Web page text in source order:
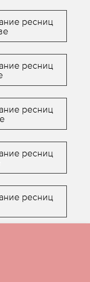
ресниц
ресниц
ресниц
ресниц
ресниц